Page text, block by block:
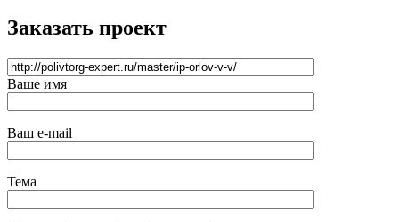
Заказать проект
Ваше имя
Ваш e-mail
Тема